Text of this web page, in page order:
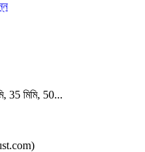
35 মিমি, 50...